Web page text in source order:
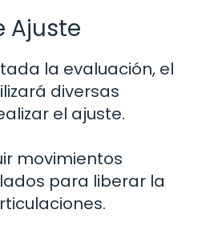
Ajuste
la evaluación, el
diversas
el ajuste.
movimientos
para liberar la